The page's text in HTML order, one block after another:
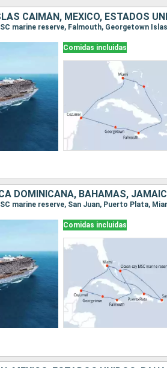
CAIMÁN, MÉXICO, ESTADOS
marine reserve, Falmouth, Georgetown
Comidas incluidas
Comidas incluidas